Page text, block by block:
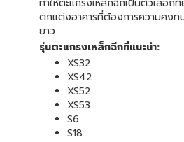
ทำให้ตะแกรงเหล็กฉีกเป็นตัวเลือก
ตกแต่งอาคารที่ต้องการความคงท
ยาว
รุ่นตะแกรงเหล็กฉีกที่แนะนำ:
XS32
XS42
XS52
XS53
S6
S18